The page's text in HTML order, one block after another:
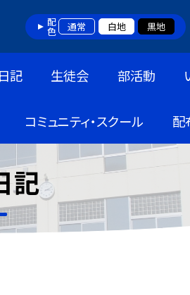
配色 通常 白地 黒地
記 生徒会 部活動
コミュニティ・スクール 配
記